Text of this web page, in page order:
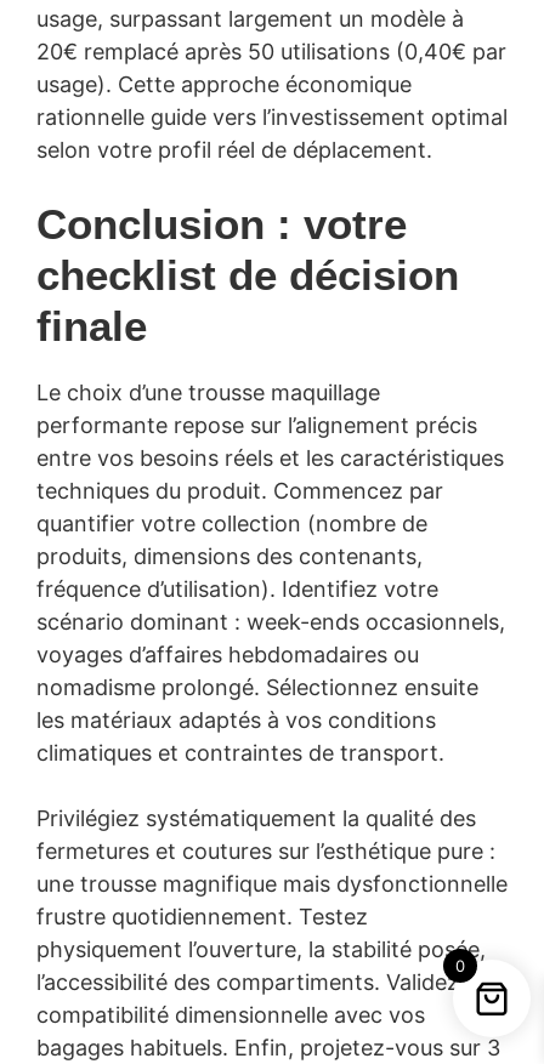
usage, surpassant largement un modèle à
20€ remplacé après 50 utilisations (0,40€ par
usage). Cette approche économique
rationnelle guide vers l’investissement optimal
selon votre profil réel de déplacement.
Conclusion : votre
checklist de décision
finale
Le choix d’une trousse maquillage
performante repose sur l’alignement précis
entre vos besoins réels et les caractéristiques
techniques du produit. Commencez par
quantifier votre collection (nombre de
produits, dimensions des contenants,
fréquence d’utilisation). Identifiez votre
scénario dominant : week-ends occasionnels,
voyages d’affaires hebdomadaires ou
nomadisme prolongé. Sélectionnez ensuite
les matériaux adaptés à vos conditions
climatiques et contraintes de transport.
Privilégiez systématiquement la qualité des
fermetures et coutures sur l’esthétique pure :
une trousse magnifique mais dysfonctionnelle
frustre quotidiennement. Testez
physiquement l’ouverture, la stabilité posée,
l’accessibilité des compartiments. Validez la
compatibilité dimensionnelle avec vos
bagages habituels. Enfin, projetez-vous sur 3
0